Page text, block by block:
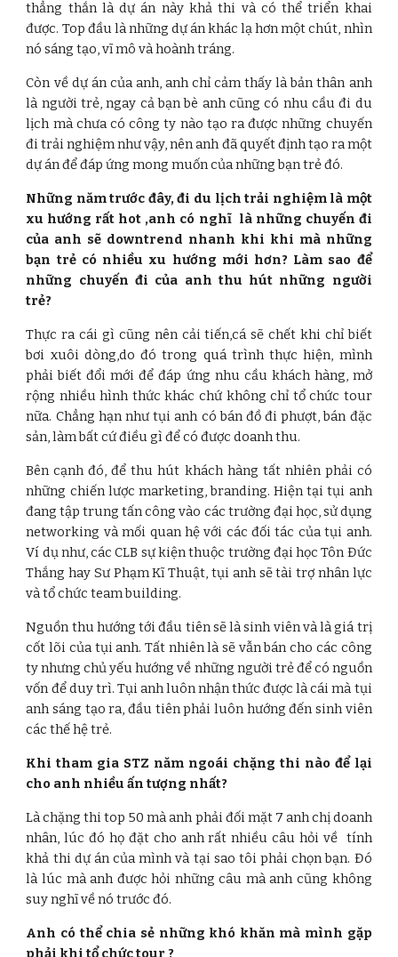
thẳng thắn là dự án này khả thi và có thể triển khai
được. Top đầu là những dự án khác lạ hơn một chút, nhìn
nó sáng tạo, vĩ mô và hoành tráng.
Còn về dự án của anh, anh chỉ cảm thấy là bản thân anh
là người trẻ, ngay cả bạn bè anh cũng có nhu cầu đi du
lịch mà chưa có công ty nào tạo ra được những chuyến
đi trải nghiệm như vậy, nên anh đã quyết định tạo ra một
dự án để đáp ứng mong muốn của những bạn trẻ đó.
Những năm trước đây, đi du lịch trải nghiệm là một
xu hướng rất hot ,anh có nghĩ là những chuyến đi
của anh sẽ downtrend nhanh khi khi mà những
bạn trẻ có nhiều xu hướng mới hơn? Làm sao để
những chuyến đi của anh thu hút những người
trẻ?
Thực ra cái gì cũng nên cải tiến,cá sẽ chết khi chỉ biết
bơi xuôi dòng,do đó trong quá trình thực hiện, mình
phải biết đổi mới để đáp ứng nhu cầu khách hàng, mở
rộng nhiều hình thức khác chứ không chỉ tổ chức tour
nữa. Chẳng hạn như tụi anh có bán đồ đi phượt, bán đặc
sản, làm bất cứ điều gì để có được doanh thu.
Bên cạnh đó, để thu hút khách hàng tất nhiên phải có
những chiến lược marketing, branding. Hiện tại tụi anh
đang tập trung tấn công vào các trường đại học, sử dụng
networking và mối quan hệ với các đối tác của tụi anh.
Ví dụ như, các CLB sự kiện thuộc trường đại học Tôn Đức
Thắng hay Sư Phạm Kĩ Thuật, tụi anh sẽ tài trợ nhân lực
và tổ chức team building.
Nguồn thu hướng tới đầu tiên sẽ là sinh viên và là giá trị
cốt lõi của tụi anh. Tất nhiên là sẽ vẫn bán cho các công
ty nhưng chủ yếu hướng về những người trẻ để có nguồn
vốn để duy trì. Tụi anh luôn nhận thức được là cái mà tụi
anh sáng tạo ra, đầu tiên phải luôn hướng đến sinh viên
các thế hệ trẻ.
Khi tham gia STZ năm ngoái chặng thi nào để lại
cho anh nhiều ấn tượng nhất?
Là chặng thi top 50 mà anh phải đối mặt 7 anh chị doanh
nhân, lúc đó họ đặt cho anh rất nhiều câu hỏi về tính
khả thi dự án của mình và tại sao tôi phải chọn bạn. Đó
là lúc mà anh được hỏi những câu mà anh cũng không
suy nghĩ về nó trước đó.
Anh có thể chia sẻ những khó khăn mà mình gặp
phải khi tổ chức tour ?